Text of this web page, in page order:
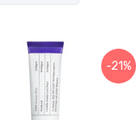
-21%